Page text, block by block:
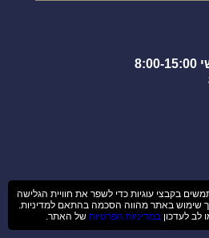
אתרי אינטרנט
שמורות 2025
בקבצי עוגיות כדי לשפר את חוויית הגלישה
שימוש באתר מהווה הסכמה בהתאם למדיניות.
לב לעדכון במדיניות הפרטיות של האתר.